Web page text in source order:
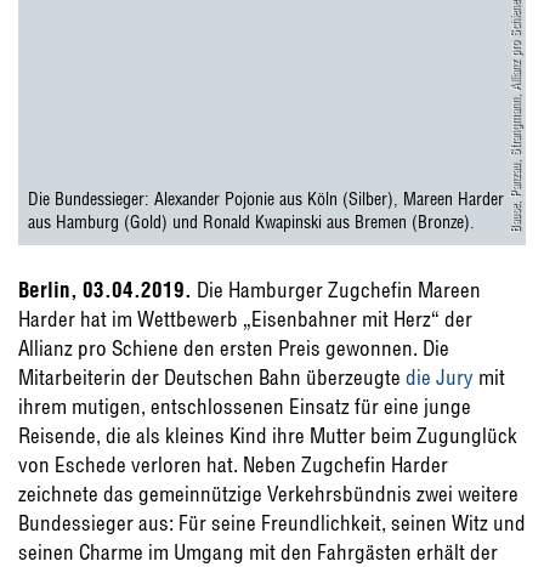
Bause, Panzau, Strangmann, Allianz pro Schiene
Die Bundessieger: Alexander Pojonie aus Köln (Silber), Mareen Harder
aus Hamburg (Gold) und Ronald Kwapinski aus Bremen (Bronze).
Berlin, 03.04.2019. Die Hamburger Zugchefin Mareen
Harder hat im Wettbewerb „Eisenbahner mit Herz“ der
Allianz pro Schiene den ersten Preis gewonnen. Die
Mitarbeiterin der Deutschen Bahn überzeugte die Jury mit
ihrem mutigen, entschlossenen Einsatz für eine junge
Reisende, die als kleines Kind ihre Mutter beim Zugunglück
von Eschede verloren hat. Neben Zugchefin Harder
zeichnete das gemeinnützige Verkehrsbündnis zwei weitere
Bundessieger aus: Für seine Freundlichkeit, seinen Witz und
seinen Charme im Umgang mit den Fahrgästen erhält der